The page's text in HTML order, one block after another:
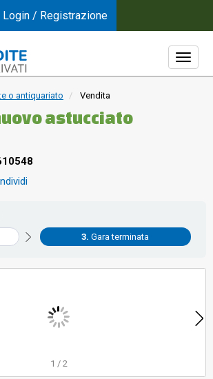
o antiquariato Vendita
astucciato
Gara terminata
1 / 2
Login / Registrazione